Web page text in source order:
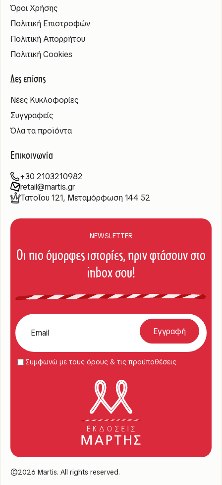
Όροι Χρήσης
Πολιτική Επιστροφών
Πολιτική Απορρήτου
Πολιτική Cookies
Δες επίσης
Νέες Κυκλοφορίες
Συγγραφείς
Όλα τα προϊόντα
Επικοινωνία
+30 2103210982
retail@martis.gr
Τατοΐου 121, Μεταμόρφωση 144 52
NEWSLETTER
Οι πιο όμορφες ιστορίες, πριν φτάσουν στο
inbox σου!
Συμφωνώ με τους όρους & τις προϋποθέσεις
©2026 Martis. All rights reserved.